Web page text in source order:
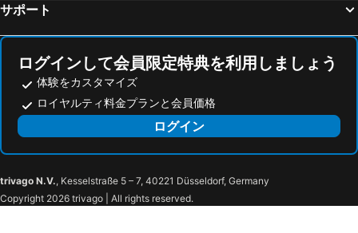
サポート
ログインして会員限定特典を利用しましょう
体験をカスタマイズ
ロイヤルティ料金プランと会員価格
ログイン
trivago N.V., Kesselstraße 5 – 7, 40221 Düsseldorf, Germany
Copyright 2026 trivago | All rights reserved.